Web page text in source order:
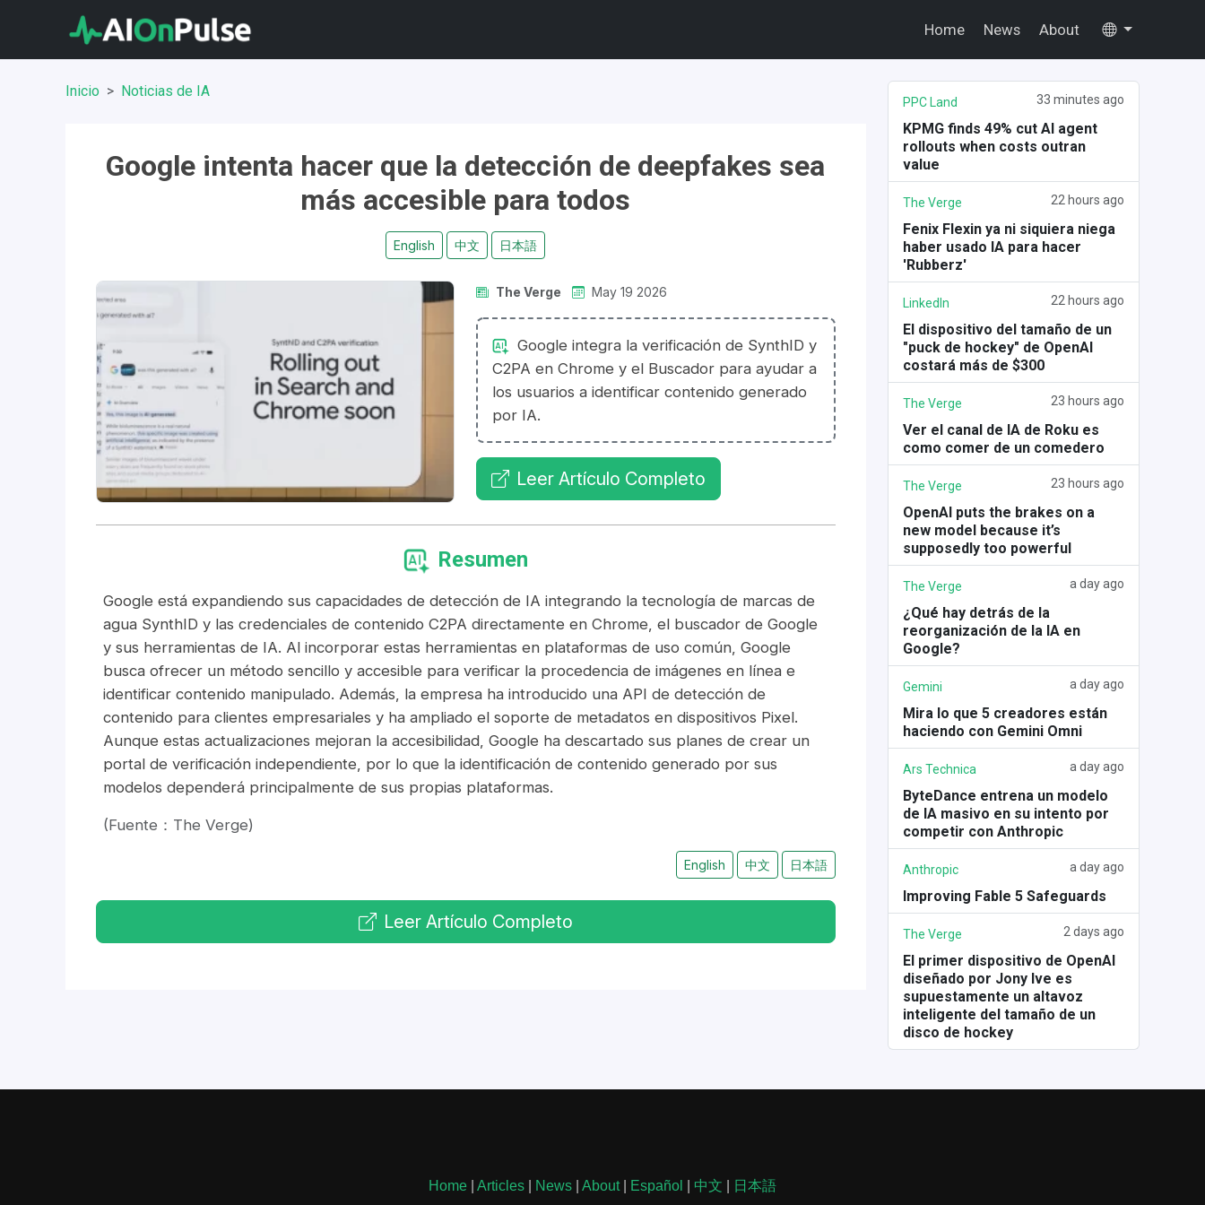
Home News About
Inicio Noticias de IA
Google intenta hacer que la detección de deepfakes sea
más accesible para todos
English 中文 日本語
The Verge May 19 2026
Google integra la verificación de SynthID y
C2PA en Chrome y el Buscador para ayudar a
los usuarios a identificar contenido generado
por IA.
Leer Artículo Completo
Resumen
Google está expandiendo sus capacidades de detección de IA integrando la tecnología de marcas de
agua SynthID y las credenciales de contenido C2PA directamente en Chrome, el buscador de Google
y sus herramientas de IA. Al incorporar estas herramientas en plataformas de uso común, Google
busca ofrecer un método sencillo y accesible para verificar la procedencia de imágenes en línea e
identificar contenido manipulado. Además, la empresa ha introducido una API de detección de
contenido para clientes empresariales y ha ampliado el soporte de metadatos en dispositivos Pixel.
Aunque estas actualizaciones mejoran la accesibilidad, Google ha descartado sus planes de crear un
portal de verificación independiente, por lo que la identificación de contenido generado por sus
modelos dependerá principalmente de sus propias plataformas.
(Fuente：The Verge)
English 中文 日本語
Leer Artículo Completo
PPC Land 33 minutes ago
KPMG finds 49% cut AI agent
rollouts when costs outran
value
The Verge 22 hours ago
Fenix Flexin ya ni siquiera niega
haber usado IA para hacer
'Rubberz'
LinkedIn 22 hours ago
El dispositivo del tamaño de un
"puck de hockey" de OpenAI
costará más de $300
The Verge 23 hours ago
Ver el canal de IA de Roku es
como comer de un comedero
The Verge 23 hours ago
OpenAI puts the brakes on a
new model because it’s
supposedly too powerful
The Verge a day ago
¿Qué hay detrás de la
reorganización de la IA en
Google?
Gemini a day ago
Mira lo que 5 creadores están
haciendo con Gemini Omni
Ars Technica a day ago
ByteDance entrena un modelo
de IA masivo en su intento por
competir con Anthropic
Anthropic a day ago
Improving Fable 5 Safeguards
The Verge 2 days ago
El primer dispositivo de OpenAI
diseñado por Jony Ive es
supuestamente un altavoz
inteligente del tamaño de un
disco de hockey
Home Articles News About| Español 中文 日本語